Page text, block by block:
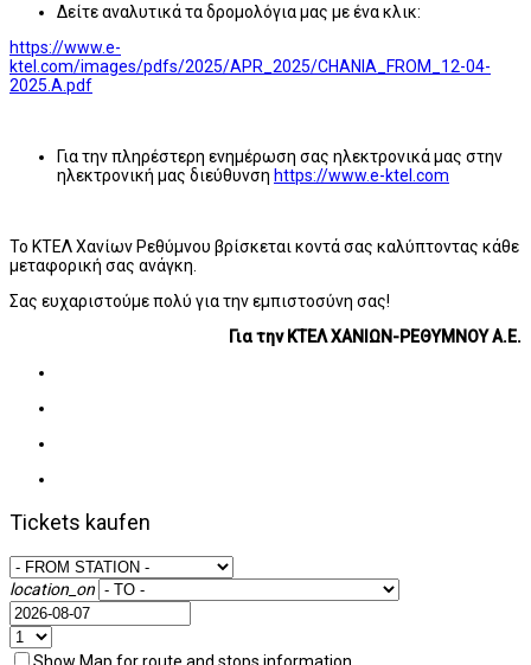
Δείτε αναλυτικά τα δρομολόγια μας με ένα κλικ:
https://www.e-
ktel.com/images/pdfs/2025/APR_2025/CHANIA_FROM_12-04-
2025.A.pdf
Για την πληρέστερη ενημέρωση σας ηλεκτρονικά μας στην
ηλεκτρονική μας διεύθυνση https://www.e-ktel.com
Το ΚΤΕΛ Χανίων Ρεθύμνου βρίσκεται κοντά σας καλύπτοντας κάθε
μεταφορική σας ανάγκη.
Σας ευχαριστούμε πολύ για την εμπιστοσύνη σας!
Για την ΚΤΕΛ ΧΑΝΙΩΝ-ΡΕΘΥΜΝΟΥ Α.Ε.
Tickets kaufen
location_on
Show Map for route and stops information